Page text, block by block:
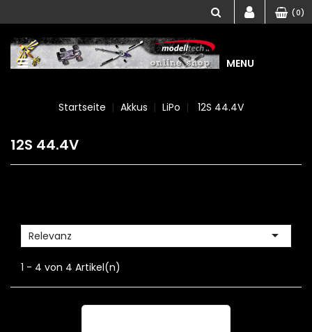
(0)
MENU
Startseite Akkus LiPo 12S 44.4V
12S 44.4V
Relevanz 
1 - 4 von 4 Artikel(n)